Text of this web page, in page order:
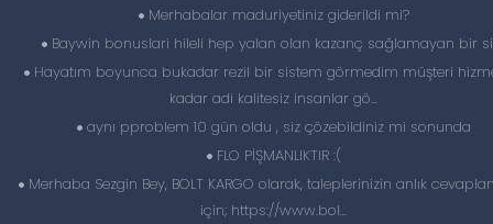
Merhabalar maduriyetiniz giderildi mi?
Baywin bonuslari hileli hep yalan olan kazanç sağlamayan bir
Hayatım boyunca bukadar rezil bir sistem görmedim müşteri
kadar adi kalitesiz insanlar gö...
aynı pproblem 10 gün oldu , siz çözebildiniz mi sonunda
FLO PİŞMANLIKTIR :(
Merhaba Sezgin Bey, BOLT KARGO olarak, taleplerinizin anlık
için; https://www.bol...